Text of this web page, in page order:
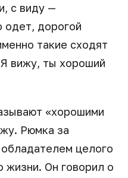
с виду —
одет, дорогой
такие сходят
вижу, ты хороший
«хорошими
Рюмка за
целого
жизни. Он говорил о